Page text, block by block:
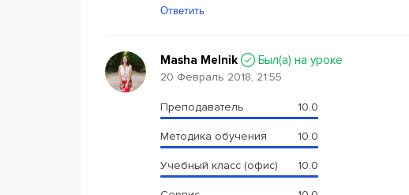
Ответить
Masha Melnik Был(a) на уроке
20 Февраль 2018, 21:55
Преподаватель 10.0
Методика обучения 10.0
Учебный класс (офис) 10.0